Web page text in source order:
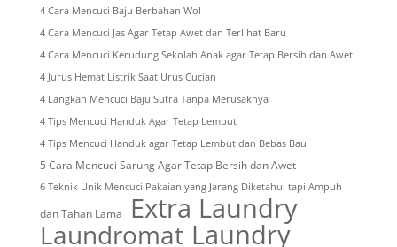
4 Cara Mencuci Baju Berbahan Wol
4 Cara Mencuci Jas Agar Tetap Awet dan Terlihat Baru
4 Cara Mencuci Kerudung Sekolah Anak agar Tetap Bersih dan Awet
4 Jurus Hemat Listrik Saat Urus Cucian
4 Langkah Mencuci Baju Sutra Tanpa Merusaknya
4 Tips Mencuci Handuk Agar Tetap Lembut
4 Tips Mencuci Handuk agar Tetap Lembut dan Bebas Bau
5 Cara Mencuci Sarung Agar Tetap Bersih dan Awet
6 Teknik Unik Mencuci Pakaian yang Jarang Diketahui tapi Ampuh
dan Tahan Lama Extra Laundry
Laundromat Laundry